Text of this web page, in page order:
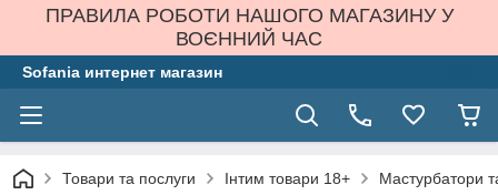
ПРАВИЛА РОБОТИ НАШОГО МАГАЗИНУ У
ВОЄННИЙ ЧАС
Sofania интернет магазин
Товари та послуги Інтим товари 18+ Мастурбатори